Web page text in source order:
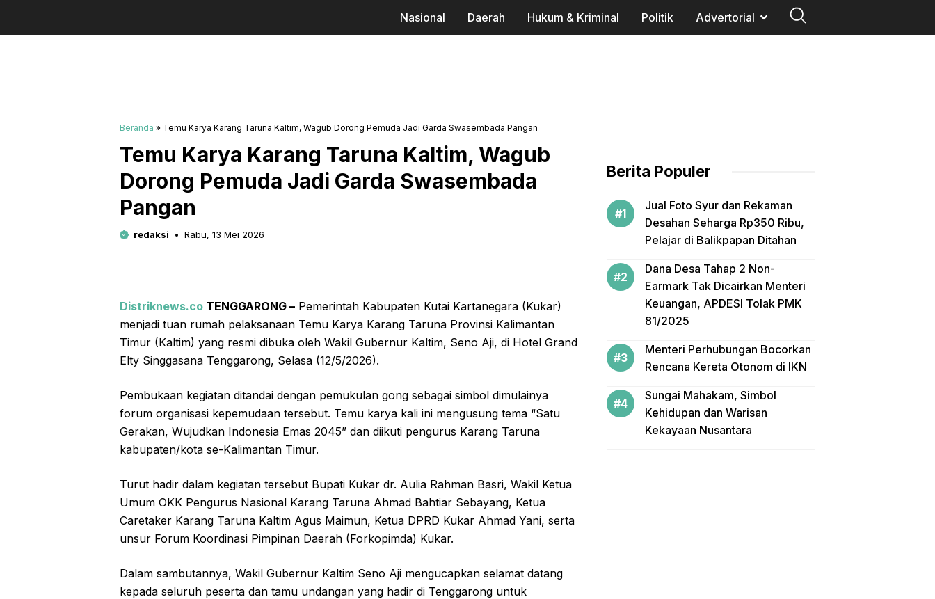
Nasional Daerah Hukum & Kriminal Politik Advertorial
Beranda » Temu Karya Karang Taruna Kaltim, Wagub Dorong Pemuda Jadi Garda Swasembada Pangan
Temu Karya Karang Taruna Kaltim, Wagub
Dorong Pemuda Jadi Garda Swasembada
Pangan
redaksi Rabu, 13 Mei 2026
Distriknews.co TENGGARONG – Pemerintah Kabupaten Kutai Kartanegara (Kukar)
menjadi tuan rumah pelaksanaan Temu Karya Karang Taruna Provinsi Kalimantan
Timur (Kaltim) yang resmi dibuka oleh Wakil Gubernur Kaltim, Seno Aji, di Hotel Grand
Elty Singgasana Tenggarong, Selasa (12/5/2026).
Pembukaan kegiatan ditandai dengan pemukulan gong sebagai simbol dimulainya
forum organisasi kepemudaan tersebut. Temu karya kali ini mengusung tema “Satu
Gerakan, Wujudkan Indonesia Emas 2045” dan diikuti pengurus Karang Taruna
kabupaten/kota se-Kalimantan Timur.
Turut hadir dalam kegiatan tersebut Bupati Kukar dr. Aulia Rahman Basri, Wakil Ketua
Umum OKK Pengurus Nasional Karang Taruna Ahmad Bahtiar Sebayang, Ketua
Caretaker Karang Taruna Kaltim Agus Maimun, Ketua DPRD Kukar Ahmad Yani, serta
unsur Forum Koordinasi Pimpinan Daerah (Forkopimda) Kukar.
Dalam sambutannya, Wakil Gubernur Kaltim Seno Aji mengucapkan selamat datang
kepada seluruh peserta dan tamu undangan yang hadir di Tenggarong untuk
Berita Populer
Jual Foto Syur dan Rekaman
Desahan Seharga Rp350 Ribu,
Pelajar di Balikpapan Ditahan
Dana Desa Tahap 2 Non-
Earmark Tak Dicairkan Menteri
Keuangan, APDESI Tolak PMK
81/2025
Menteri Perhubungan Bocorkan
Rencana Kereta Otonom di IKN
Sungai Mahakam, Simbol
Kehidupan dan Warisan
Kekayaan Nusantara